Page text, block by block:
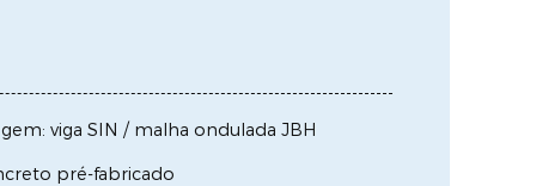
viga SIN / malha ondulada JBH
pré-fabricado